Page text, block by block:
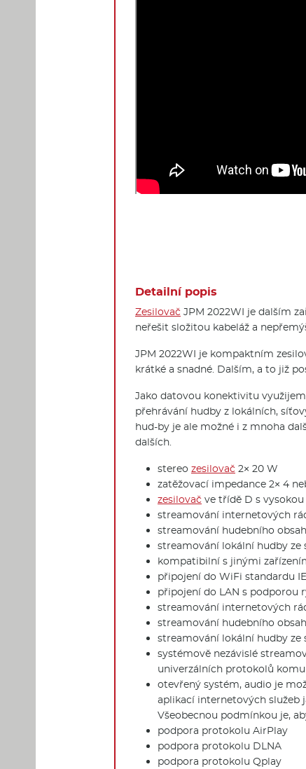
Detailní popis
Zesilovač JPM 2022WI je dalším
neřešit složitou kabeláž a
JPM 2022WI je kompaktním
krátké a snadné. Dalším, a to již
Jako datovou konektivitu
přehrávání hudby z lokálních,
hud-by je ale možné i z mnoha
dalších.
stereo zesilovač 2× 20 W
zatěžovací impedance 2× 4
zesilovač ve třídě D s
streamování internetových
streamování hudebního
streamování lokální hudby ze
kompatibilní s jinými
připojení do WiFi standardu
připojení do LAN s podporou
streamování internetových
streamování hudebního
streamování lokální hudby ze
systémově nezávislé
univerzálních protokolů
otevřený systém, audio je
aplikací internetových služeb
Všeobecnou podmínkou je,
podpora protokolu AirPlay
podpora protokolu DLNA
podpora protokolu Qplay